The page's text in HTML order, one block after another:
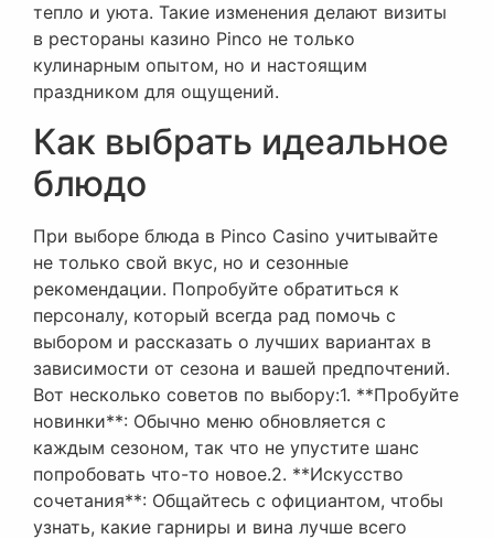
тепло и уюта. Такие изменения делают визиты
в рестораны казино Pinco не только
кулинарным опытом, но и настоящим
праздником для ощущений.
Как выбрать идеальное
блюдо
При выборе блюда в Pinco Casino учитывайте
не только свой вкус, но и сезонные
рекомендации. Попробуйте обратиться к
персоналу, который всегда рад помочь с
выбором и рассказать о лучших вариантах в
зависимости от сезона и вашей предпочтений.
Вот несколько советов по выбору:1. **Пробуйте
новинки**: Обычно меню обновляется с
каждым сезоном, так что не упустите шанс
попробовать что-то новое.2. **Искусство
сочетания**: Общайтесь с официантом, чтобы
узнать, какие гарниры и вина лучше всего